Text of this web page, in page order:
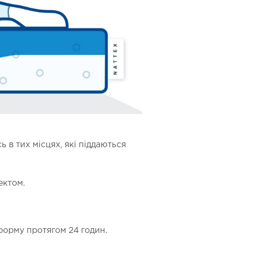
в тих місцях, які піддаються
протягом 24 годин.